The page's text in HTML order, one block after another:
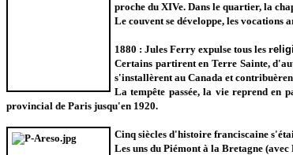
proche du XIVe. Dans le quartier, la
Le couvent se développe, les
1880 : Jules Ferry expulse tous les r
Certains partirent en Terre Sainte,
s'installèrent au Canada et
La tempête passée, la vie reprend en
provincial de Paris jusqu'en 1920.
Cinq siècles d'histoire franciscaine
Les uns du Piémont à la Bretagne (avec